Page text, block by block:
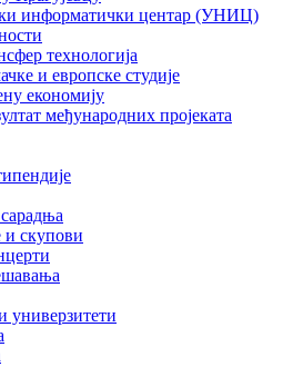
информатички центар (УНИЦ)
технологија
и европске студије
економију
међународних пројеката
и скупови
универзитети